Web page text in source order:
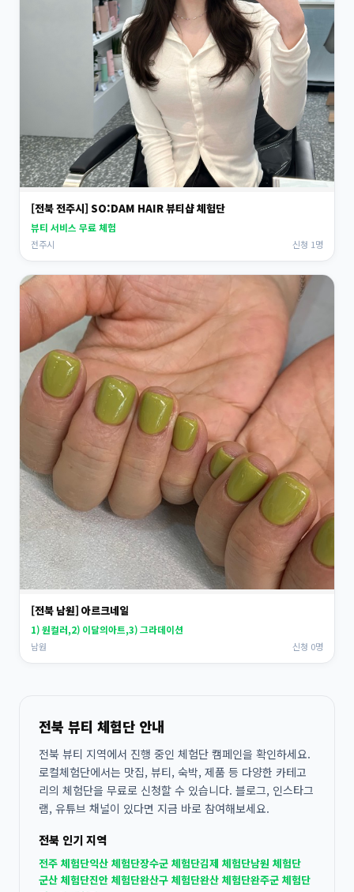
[전북 전주시] SO:DAM HAIR 뷰티샵 체험단
뷰티 서비스 무료 체험
전주시 신청 1명
[전북 남원] 아르크네일
1) 원컬러,2) 이달의아트,3) 그라데이션
남원 신청 0명
전북 뷰티 체험단 안내
전북 뷰티 지역에서 진행 중인 체험단 캠페인을 확인하세요.
로컬체험단에서는 맛집, 뷰티, 숙박, 제품 등 다양한 카테고
리의 체험단을 무료로 신청할 수 있습니다. 블로그, 인스타그
램, 유튜브 채널이 있다면 지금 바로 참여해보세요.
전북 인기 지역
전주 체험단익산 체험단장수군 체험단김제 체험단남원 체험단
군산 체험단진안 체험단완산구 체험단완산 체험단완주군 체험단